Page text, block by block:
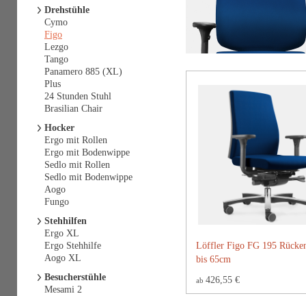
Löffler Figo FG 195
bis 65cm
ab 426,55 €
Drehstühle
Cymo
Figo
Lezgo
Tango
Panamero 885 (XL)
Plus
24 Stunden Stuhl
Brasilian Chair
Hocker
Ergo mit Rollen
Ergo mit Bodenwippe
Sedlo mit Rollen
Sedlo mit Bodenwippe
Aogo
Fungo
Stehhilfen
Ergo XL
Ergo Stehhilfe
Aogo XL
Besucherstühle
Mesami 2